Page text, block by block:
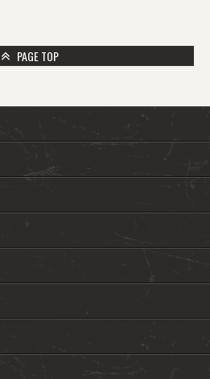
PAGE TOP